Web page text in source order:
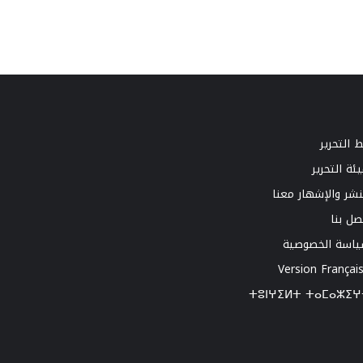
التحرير
التحرير
والإشهار معنا
بنا
الخصوصية
Version
ⵜⵓⵏⵖⵉⵍⵜ